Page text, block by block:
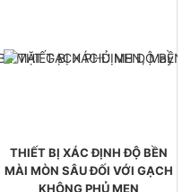
THIẾT BỊ XÁC ĐỊNH ĐỘ BỀN
MÀI MÒN SÂU ĐỐI VỚI GẠCH
KHÔNG PHỦ MEN